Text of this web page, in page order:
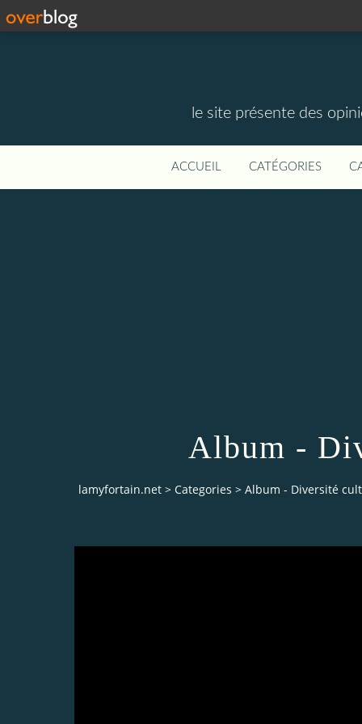
le site présente des
ACCUEIL CATÉGORIES
Album -
lamyfortain.net > Categories > Album - Diversité